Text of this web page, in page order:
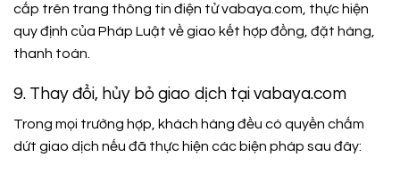
cấp trên trang thông tin điện tử vabaya.com, thực hiện
quy định của Pháp Luật về giao kết hợp đồng, đặt hàng,
thanh toán.
9. Thay đổi, hủy bỏ giao dịch tại vabaya.com
Trong mọi trường hợp, khách hàng đều có quyền chấm
dứt giao dịch nếu đã thực hiện các biện pháp sau đây: